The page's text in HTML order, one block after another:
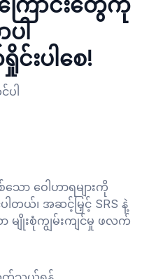
ါ
င်းပါစေ!
ါ
ာ ဝေါဟာရများကို
ါတယ်၊ အဆင့်မြှင့် SRS နဲ့
မျိုးစုံကျွမ်းကျင်မှု ဖလက်